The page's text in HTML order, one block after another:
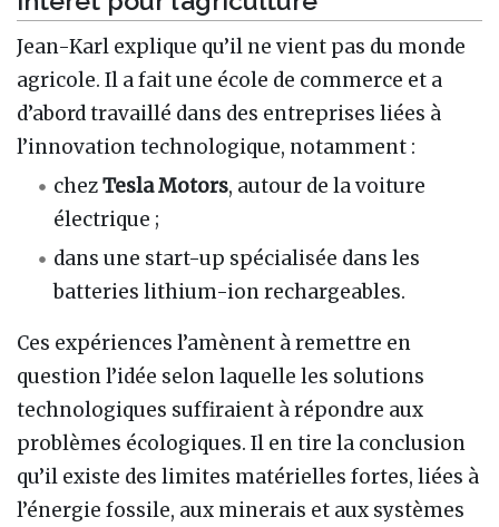
Jean-Karl explique qu’il ne vient pas du monde
agricole. Il a fait une école de commerce et a
d’abord travaillé dans des entreprises liées à
l’innovation technologique, notamment :
chezTesla Motors, autour de la voiture
électrique ;
dans une start-up spécialisée dans les
batteries lithium-ion rechargeables.
Ces expériences l’amènent à remettre en
question l’idée selon laquelle les solutions
technologiques suffiraient à répondre aux
problèmes écologiques. Il en tire la conclusion
qu’il existe des limites matérielles fortes, liées à
l’énergie fossile, aux minerais et aux systèmes